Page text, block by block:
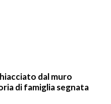
dal muro
di famiglia segnata